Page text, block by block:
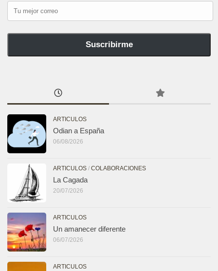
mejor
Suscribirme
ARTICULOS
Odian a España
06/08/2026
ARTICULOS / COLABORACIONES
La Cagada
20/07/2026
ARTICULOS
Un amanecer diferente
06/07/2026
ARTICULOS